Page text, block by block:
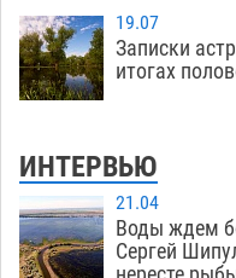
19.07
Записки
итогах
ИНТЕРВЬЮ
21.04
Воды ждем
Сергей